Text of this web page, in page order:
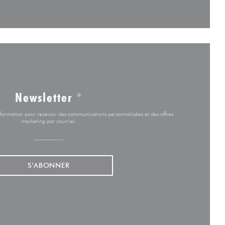
Newsletter *
pour recevoir des communications personnalisées et des offres
marketing par courriel.
S'ABONNER